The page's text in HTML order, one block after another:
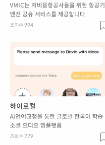
VMIC는 저비용항공사들을 위한 항공기
엔진 공유 서비스를 제공합니다.
조회수 994
하이로컬
AI언어교정을 통한 글로벌 한국어 학습
소셜 오디오 앱플랫폼
조회수 779